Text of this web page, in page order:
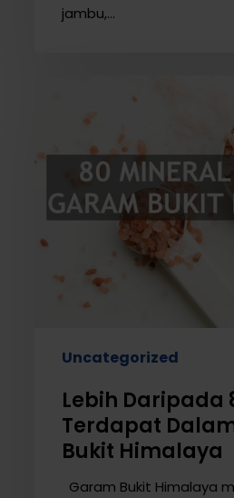
jambu,…
Mineral
Terdapat
Dalam
Bukit
Himalaya
Uncategorized
Lebih Daripada
Terdapat
Bukit Himalaya
Garam Bukit Himalaya